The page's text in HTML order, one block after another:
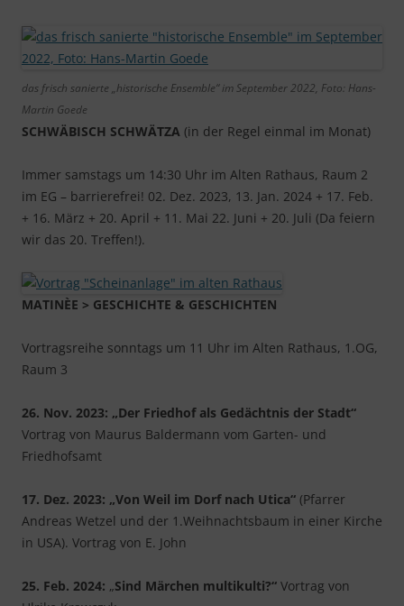
das frisch sanierte „historische Ensemble“ im September 2022, Foto: Hans-
Martin Goede
SCHWÄBISCH SCHWÄTZA (in der Regel einmal im Monat)
Immer samstags um 14:30 Uhr im Alten Rathaus, Raum 2
im EG – barrierefrei! 02. Dez. 2023, 13. Jan. 2024 + 17. Feb.
+ 16. März + 20. April + 11. Mai 22. Juni + 20. Juli (Da feiern
wir das 20. Treffen!).
MATINÈE > GESCHICHTE & GESCHICHTEN
Vortragsreihe sonntags um 11 Uhr im Alten Rathaus, 1.OG,
Raum 3
26. Nov. 2023: „Der Friedhof als Gedächtnis der Stadt“
Vortrag von Maurus Baldermann vom Garten- und
Friedhofsamt
17. Dez. 2023: „Von Weil im Dorf nach Utica“ (Pfarrer
Andreas Wetzel und der 1.Weihnachtsbaum in einer Kirche
in USA). Vortrag von E. John
25. Feb. 2024: „Sind Märchen multikulti?“ Vortrag von